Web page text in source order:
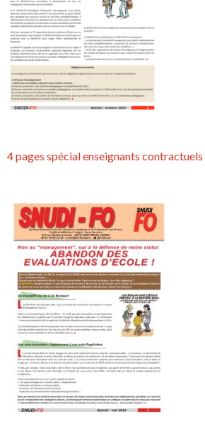
4 pages spécial enseignants contractuels